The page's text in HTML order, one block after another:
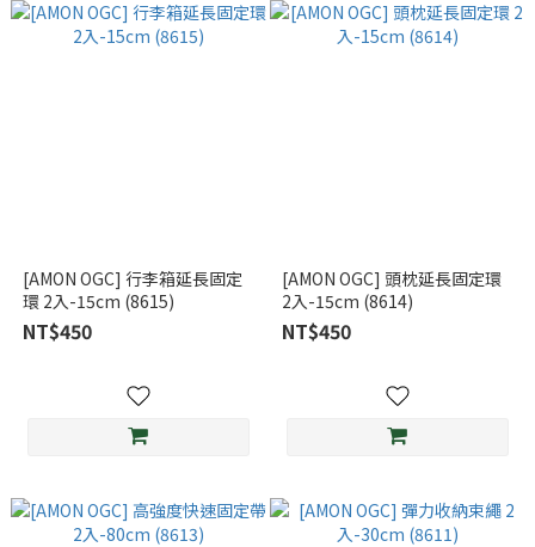
[AMON OGC] 行李箱延長固定
環 2入-15cm (8615)
NT$450
[AMON OGC] 頭枕延長固定環
2入-15cm (8614)
NT$450